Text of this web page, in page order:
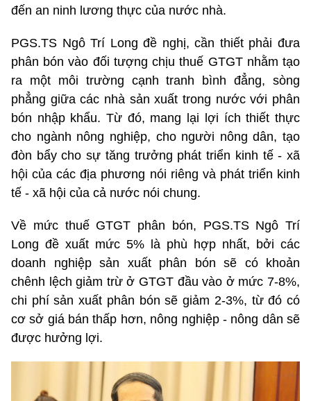
đến an ninh lương thực của nước nhà.
PGS.TS Ngô Trí Long đề nghị, cần thiết phải đưa
phân bón vào đối tượng chịu thuế GTGT nhằm tạo
ra một môi trường cạnh tranh bình đẳng, sòng
phẳng giữa các nhà sản xuất trong nước với phân
bón nhập khẩu. Từ đó, mang lại lợi ích thiết thực
cho ngành nông nghiệp, cho người nông dân, tạo
đòn bẩy cho sự tăng trưởng phát triển kinh tế - xã
hội của các địa phương nói riêng và phát triển kinh
tế - xã hội của cả nước nói chung.
Về mức thuế GTGT phân bón, PGS.TS Ngô Trí
Long đề xuất mức 5% là phù hợp nhất, bởi các
doanh nghiệp sản xuất phân bón sẽ có khoản
chênh lệch giảm trừ ở GTGT đầu vào ở mức 7-8%,
chi phí sản xuất phân bón sẽ giảm 2-3%, từ đó có
cơ sở giá bán thấp hơn, nông nghiệp - nông dân sẽ
được hưởng lợi.